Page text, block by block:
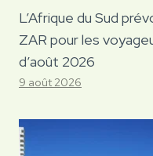
L’Afrique du Sud
ZAR pour les
d’août 2026
9 août 2026